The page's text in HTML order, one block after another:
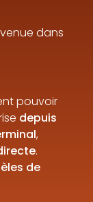
dans
pouvoir
depuis
,
.
de